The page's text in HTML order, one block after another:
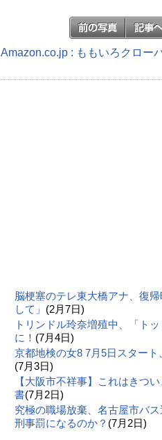
Amazon.co.jp : ももいろクロー
脳梗塞のテレ東大橋アナ、復
して」 (2月7日)
トリンドル玲奈増殖中、「ト
に！ (7月4日)
京都地検の女8 7月5日スター
(7月3日)
【大阪市不祥事】これはきつ
書(7月2日)
究極の職場放棄、名古屋市バ
刑事罰になるのか？ (7月2日)